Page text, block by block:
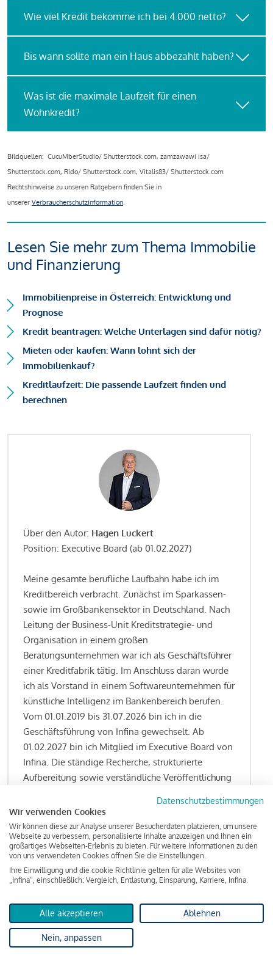
Wie viel Kredit bekomme ich bei 4.000 netto?
Bis wann sollte man ein Haus abbezahlt haben?
Was ist die maximale Laufzeit für einen
Wohnkredit?
Bildquellen: CucuMberStudio/ Shutterstock.com, zamzawawi isa/
Shutterstock.com, Rido/ Shutterstock.com, Vitalis83/ Shutterstock.com
Rechtshinweise zu unseren Ratgebern finden Sie in
unserer Verbraucherschutzinformation.
Lesen Sie mehr zum Thema Immobilie
und Finanzierung
Immobilienpreise in Österreich: Entwicklung und
Prognose
Kredit beantragen: Welche Unterlagen sind dafür nötig?
Mieten oder kaufen: Wann lohnt sich der
Immobilienkauf?
Kreditlaufzeit: Die passende Laufzeit finden und
berechnen
Über den Autor: Hagen Luckert
Position: Executive Board (ab 01.02.2027)
Meine gesamte berufliche Laufbahn habe ich im
Kreditbereich verbracht. Zunächst im Sparkassen-
sowie im Großbankensektor in Deutschland. Nach
Leitung der Business-Unit Kreditstrategie- und
Organisation in einem großen
Beratungsunternehmen war ich als Geschäftsführer
einer Kreditfabrik tätig. Im Anschluss daran wurde
ich als Vorstand in einem Softwareunternehmen für
künstliche Intelligenz im Bankenbereich berufen.
Vom 01.01.2019 bis 31.07.2026 bin ich in die
Geschäftsführung von Infina gewechselt. Ab
01.02.2027 bin ich Mitglied im Executive Board von
Infina. Die ständige Recherche, strukturierte
Aufbereitung sowie verständliche Veröffentlichung
Kreditgeschäft gehören zu den wesentlichen
Schwerpunktsetzungen meiner Funktion.
Lesen Sie meine Finanzierungs-Tipps
KreditindexDas Wohnkredit Barometer
Datenschutzbestimmungen
Wir verwenden Cookies
Wir können diese zur Analyse unserer Besucherdaten platzieren, um unsere
Webseite zu verbessern, personalisierte Inhalte anzuzeigen und Ihnen ein
großartiges Webseiten-Erlebnis zu bieten. Für weitere Informationen zu den
von uns verwendeten Cookies öffnen Sie die Einstellungen.
Ihre Einwilligung und die cookie Richtlinie gelten für alle Websites von
„Infina“, einschließlich: Vergleich, Entlastung, Einsparung, Karriere, Infina.
Alle akzeptieren Ablehnen
Nein, anpassen